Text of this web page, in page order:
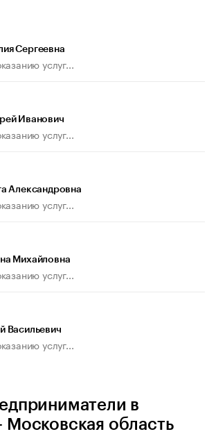
Сергеевна
услуг...
Иванович
услуг...
Александровна
услуг...
Михайловна
услуг...
Васильевич
услуг...
в
область